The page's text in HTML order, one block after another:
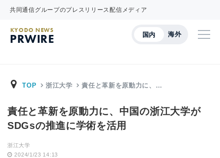
共同通信グループのプレスリリース配信メディア
国内 海外
KYODO NEWS
PRWIRE
TOP 浙江大学 責任と革新を原動力に、…
責任と革新を原動力に、中国の浙江大学が
SDGsの推進に学術を活用
浙江大学
2024/1/23 14:13